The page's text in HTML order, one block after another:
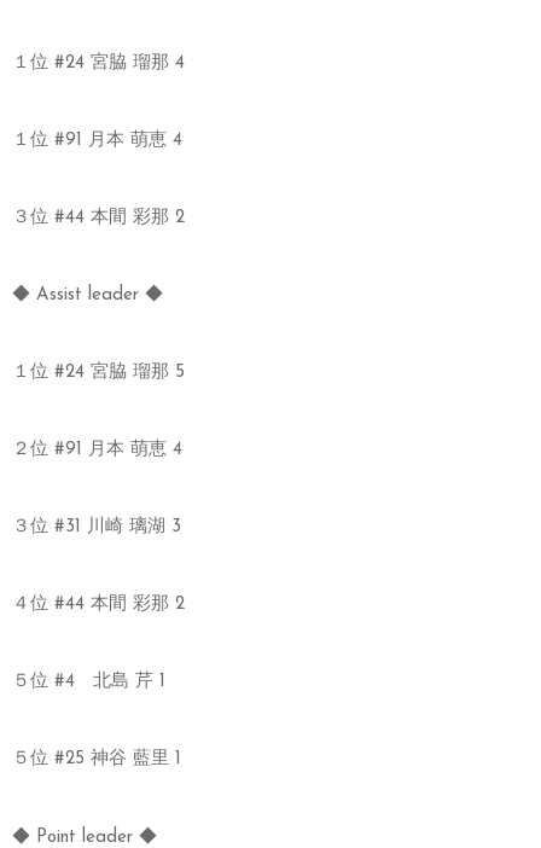
１位 #24 宮脇 瑠那 4
１位 #91 月本 萌恵 4
３位 #44 本間 彩那 2
◆ Assist leader ◆
１位 #24 宮脇 瑠那 5
２位 #91 月本 萌恵 4
３位 #31 川崎 璃湖 3
４位 #44 本間 彩那 2
５位 #4 北島 芹 1
５位 #25 神谷 藍里 1
◆ Point leader ◆